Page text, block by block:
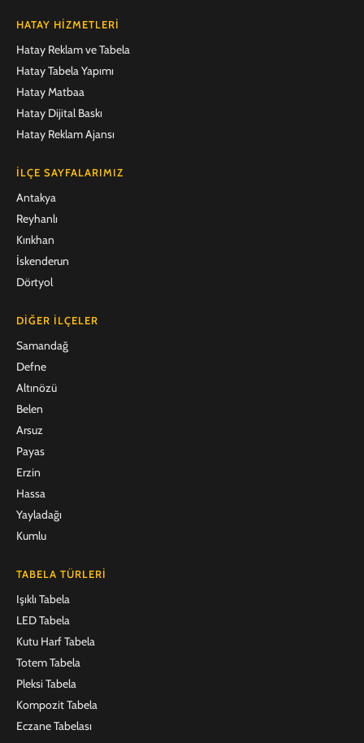
HATAY HIZMETLERI
Hatay Reklam ve Tabela
Hatay Tabela Yapımı
Hatay Matbaa
Hatay Dijital Baskı
Hatay Reklam Ajansı
İLÇE SAYFALARIMIZ
Antakya
Reyhanlı
Kırıkhan
İskenderun
Dörtyol
DIĞER İLÇELER
Samandağ
Defne
Altınözü
Belen
Arsuz
Payas
Erzin
Hassa
Yayladağı
Kumlu
TABELA TÜRLERI
Işıklı Tabela
LED Tabela
Kutu Harf Tabela
Totem Tabela
Pleksi Tabela
Kompozit Tabela
Eczane Tabelası